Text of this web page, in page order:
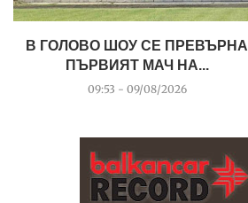
В ГОЛОВО ШОУ СЕ ПРЕВЪРНА
ПЪРВИЯТ МАЧ НА...
09:53 - 09/08/2026